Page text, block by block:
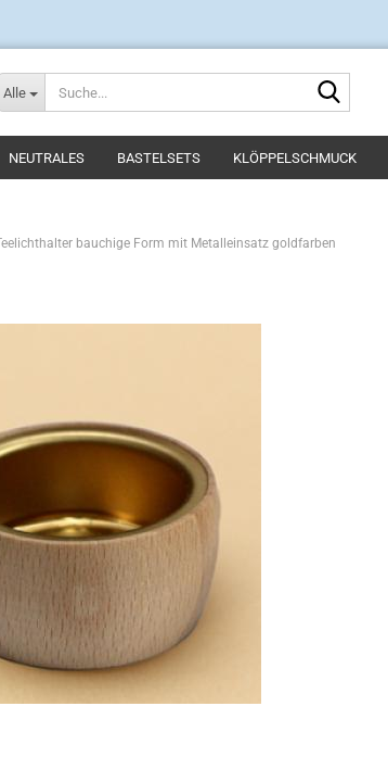
Alle
NEUTRALES BASTELSETS KLÖPPELSCHMUCK
bauchige Form mit Metalleinsatz goldfarben